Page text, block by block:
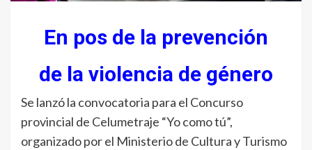
En pos de la prevención
de la violencia de género
Se lanzó la convocatoria para el Concurso
provincial de Celumetraje “Yo como tú”,
organizado por el Ministerio de Cultura y Turismo